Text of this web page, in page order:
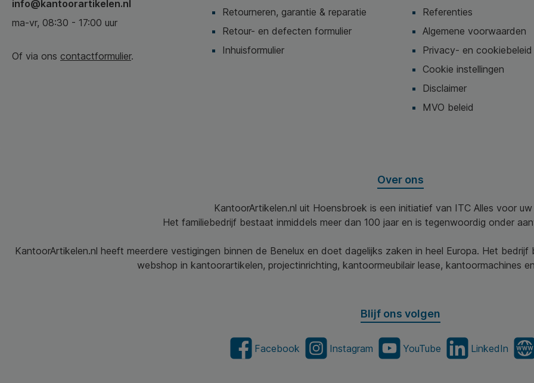
info@kantoorartikelen.nl
ma-vr, 08:30 - 17:00 uur
Of via ons contactformulier.
Retourneren, garantie & reparatie
Retour- en defecten formulier
Inhuisformulier
Referenties
Algemene voorwaarden
Privacy- en cookiebeleid
Cookie instellingen
Disclaimer
MVO beleid
Over ons
KantoorArtikelen.nl uit Hoensbroek is een initiatief van ITC Alles voor
Het familiebedrijf bestaat inmiddels meer dan 100 jaar en is tegenwoordig onder
KantoorArtikelen.nl heeft meerdere vestigingen binnen de Benelux en doet dagelijks zaken in heel Europa. Het
webshop in kantoorartikelen, projectinrichting, kantoormeubilair lease, kantoormachines
Blijf ons volgen
Facebook Instagram YouTube LinkedIn